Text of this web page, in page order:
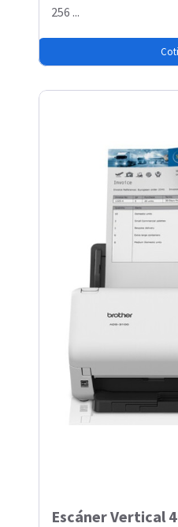
256 ...
Escáner Vertical